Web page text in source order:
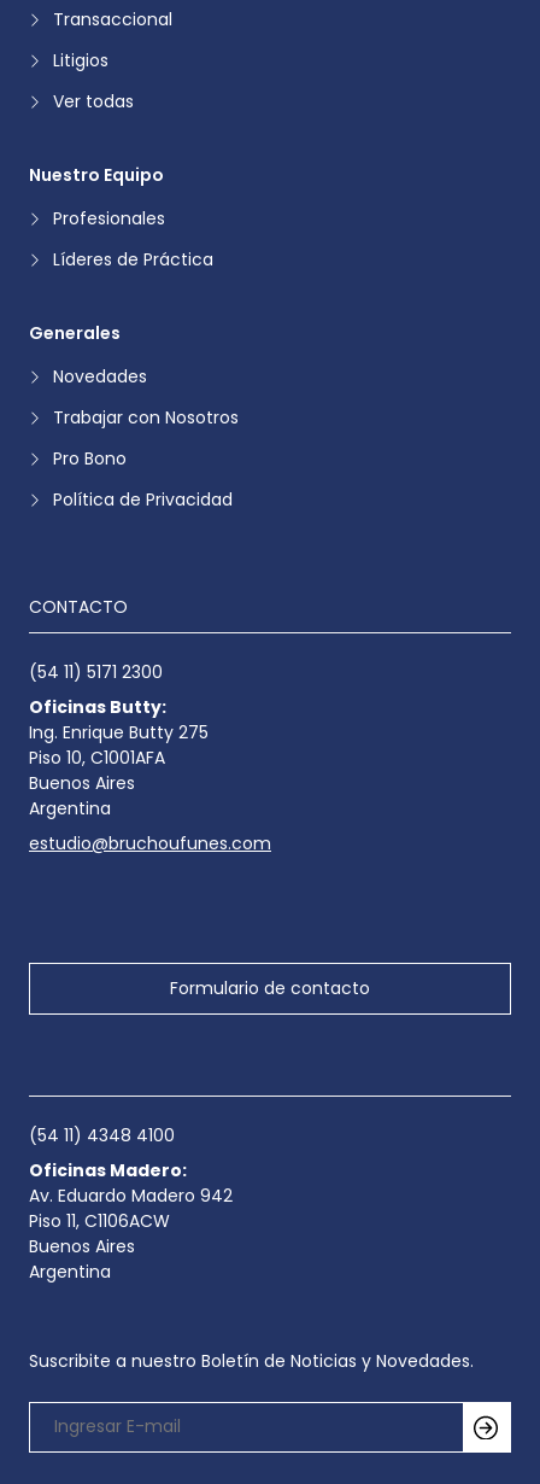
Transaccional
Litigios
Ver todas
Nuestro Equipo
Profesionales
Líderes de Práctica
Generales
Novedades
Trabajar con Nosotros
Pro Bono
Política de Privacidad
CONTACTO
(54 11) 5171 2300
Oficinas Butty:
Ing. Enrique Butty 275
Piso 10, C1001AFA
Buenos Aires
Argentina
estudio@bruchoufunes.com
Formulario de contacto
(54 11) 4348 4100
Oficinas Madero:
Av. Eduardo Madero 942
Piso 11, C1106ACW
Buenos Aires
Argentina
Suscribite a nuestro Boletín de Noticias y Novedades.